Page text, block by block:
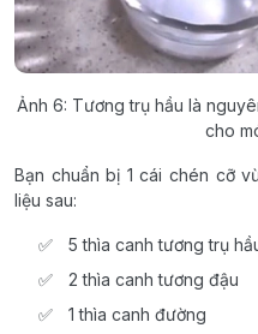
Ảnh 6: Tương trụ hầu là
cho
Bạn chuẩn bị 1 cái chén cỡ
liệu sau:
5 thìa canh tương trụ
2 thìa canh tương đậu
1 thìa canh đường